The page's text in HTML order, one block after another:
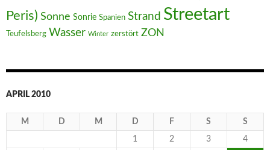
Peris) Sonne Sonrie Spanien Strand Streetart
Teufelsberg Wasser Winter zerstört ZON
APRIL 2010
M D M D F S S
1 2 3 4